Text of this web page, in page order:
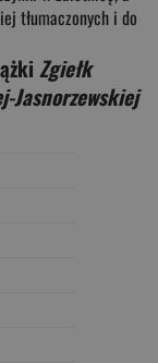
tłumaczonych i do
Zgiełk
Jasnorzewskiej